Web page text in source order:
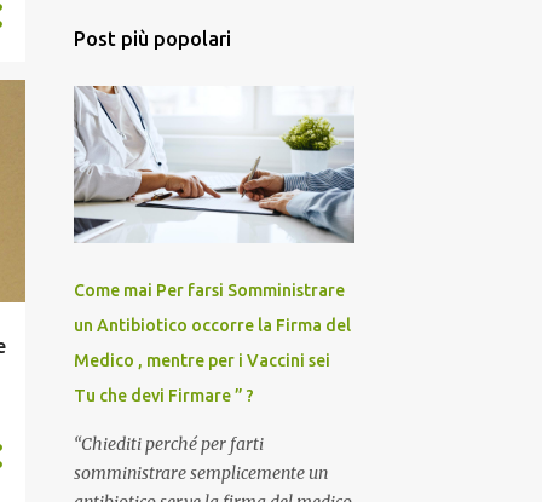
dicembre 2024
novembre 2024
46
ottobre 2024
52
settembre 2024
68
luglio 2024
giugno 2024
59
maggio 2024
aprile 2024
marzo 2024
36
Post più popolari
Come mai Per farsi Somministrare
un Antibiotico occorre la Firma del
Medico , mentre per i Vaccini sei
Tu che devi Firmare ” ?
“Chiediti perché per farti
somministrare semplicemente un